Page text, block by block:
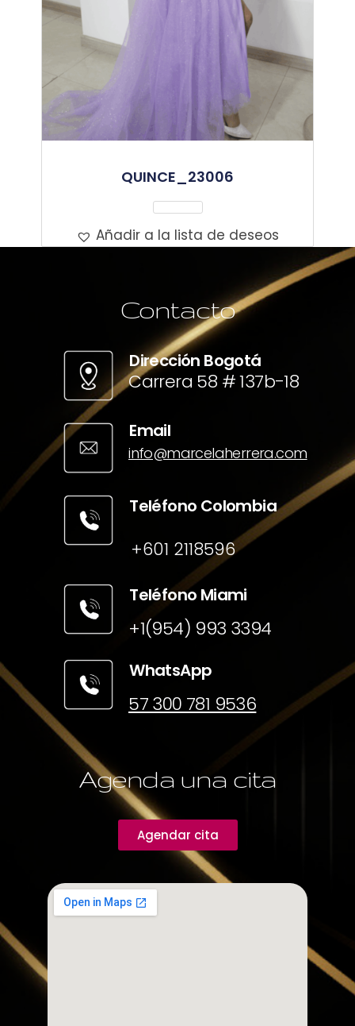
QUINCE_23006
Leer Más
Añadir a la lista de deseos
Contacto
Dirección Bogotá
Carrera 58 # 137b-18
Email
info@marcelaherrera.com
Teléfono Colombia
+601 2118596
Teléfono Miami
+1(954) 993 3394
WhatsApp
57 300 781 9536
Agenda una cita
Agendar cita